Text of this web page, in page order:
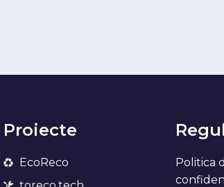
Proiecte
EcoReco
Politica